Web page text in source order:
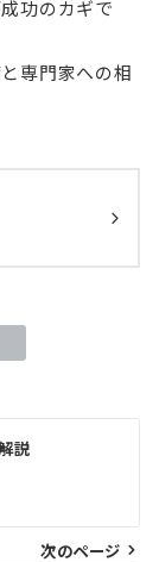
功のカギで
専門家への相
説
次のページ